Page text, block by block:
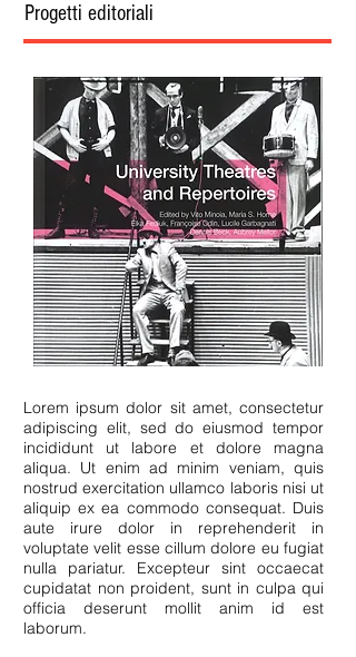
Progetti editoriali
Lorem ipsum dolor sit amet, consectetur
adipiscing elit, sed do eiusmod tempor
incididunt ut labore et dolore magna
aliqua. Ut enim ad minim veniam, quis
nostrud exercitation ullamco laboris nisi ut
aliquip ex ea commodo consequat. Duis
aute irure dolor in reprehenderit in
voluptate velit esse cillum dolore eu fugiat
nulla pariatur. Excepteur sint occaecat
cupidatat non proident, sunt in culpa qui
officia deserunt mollit anim id est
laborum.